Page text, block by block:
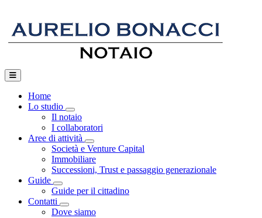
Home
Lo studio
Toggle Dropdown
Il notaio
I collaboratori
Aree di attività
Toggle Dropdown
Società e Venture Capital
Immobiliare
Successioni, Trust e passaggio generazionale
Guide
Toggle Dropdown
Guide per il cittadino
Contatti
Toggle Dropdown
Dove siamo